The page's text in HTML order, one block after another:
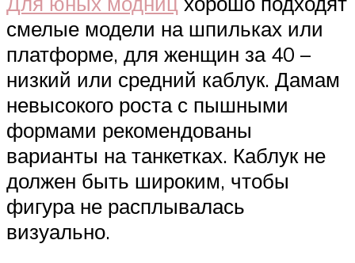
смелые модели на шпильках или
платформе, для женщин за 40 –
низкий или средний каблук. Дамам
невысокого роста с пышными
формами рекомендованы
варианты на танкетках. Каблук не
должен быть широким, чтобы
фигура не расплывалась
визуально.